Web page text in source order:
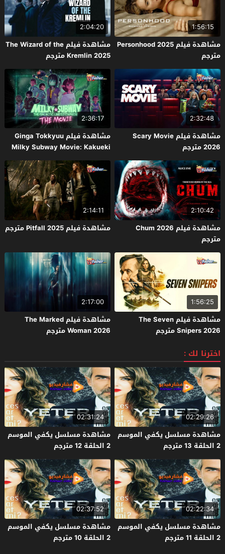
1:56:15
مشاهدة فيلم Personhood 2025
مترجم
2:04:20
مشاهدة فيلم The Wizard of the
Kremlin 2025 مترجم
2:32:48
مشاهدة فيلم Scary Movie
2026 مترجم
2:36:17
مشاهدة فيلم Ginga Tokkyuu
Milky Subway Movie: Kakueki
Teisha Gekijou Yuki 2026 مترجم
2:10:42
مشاهدة فيلم Chum 2026
مترجم
2:14:11
مشاهدة فيلم Pitfall 2025 مترجم
1:56:25
مشاهدة فيلم The Seven
Snipers 2026 مترجم
2:17:00
مشاهدة فيلم The Marked
Woman 2026 مترجم
اخترنا لك :
02:29:26
مشاهدة مسلسل يكفي الموسم
2 الحلقة 13 مترجم
02:31:24
مشاهدة مسلسل يكفي الموسم
2 الحلقة 12 مترجم
02:22:34
مشاهدة مسلسل يكفي الموسم
2 الحلقة 11 مترجم
02:37:52
مشاهدة مسلسل يكفي الموسم
2 الحلقة 10 مترجم